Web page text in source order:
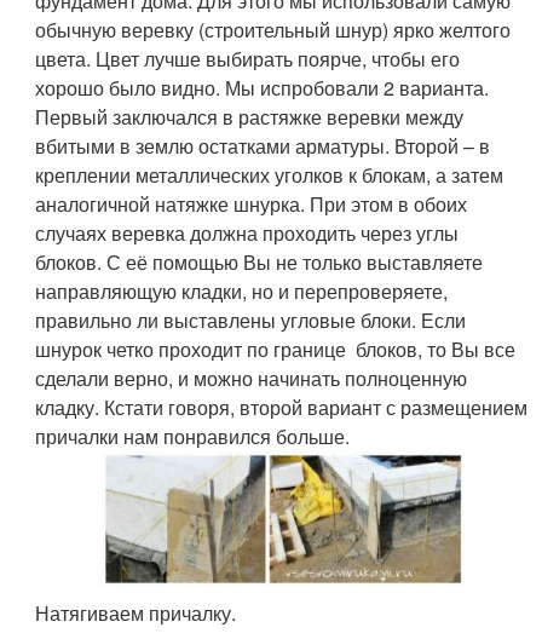
обычную веревку (строительный шнур) ярко желтого
цвета. Цвет лучше выбирать поярче, чтобы его
хорошо было видно. Мы испробовали 2 варианта.
Первый заключался в растяжке веревки между
вбитыми в землю остатками арматуры. Второй – в
креплении металлических уголков к блокам, а затем
аналогичной натяжке шнурка. При этом в обоих
случаях веревка должна проходить через углы
блоков. С её помощью Вы не только выставляете
направляющую кладки, но и перепроверяете,
правильно ли выставлены угловые блоки. Если
шнурок четко проходит по границе блоков, то Вы все
сделали верно, и можно начинать полноценную
кладку. Кстати говоря, второй вариант с размещением
причалки нам понравился больше.
Натягиваем причалку.